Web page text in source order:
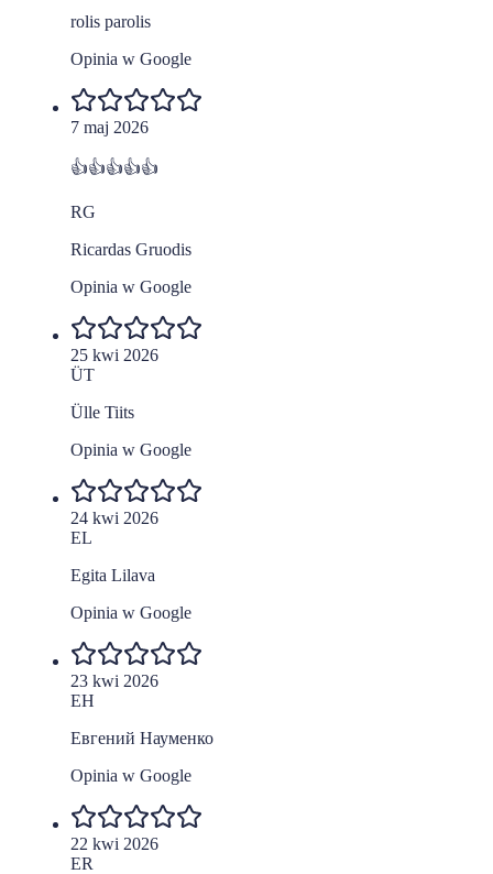
rolis parolis
Opinia w Google
7 maj 2026
👍👍👍👍👍
RG
Ricardas Gruodis
Opinia w Google
25 kwi 2026
ÜT
Ülle Tiits
Opinia w Google
24 kwi 2026
EL
Egita Lilava
Opinia w Google
23 kwi 2026
ЕН
Евгений Науменко
Opinia w Google
22 kwi 2026
ER